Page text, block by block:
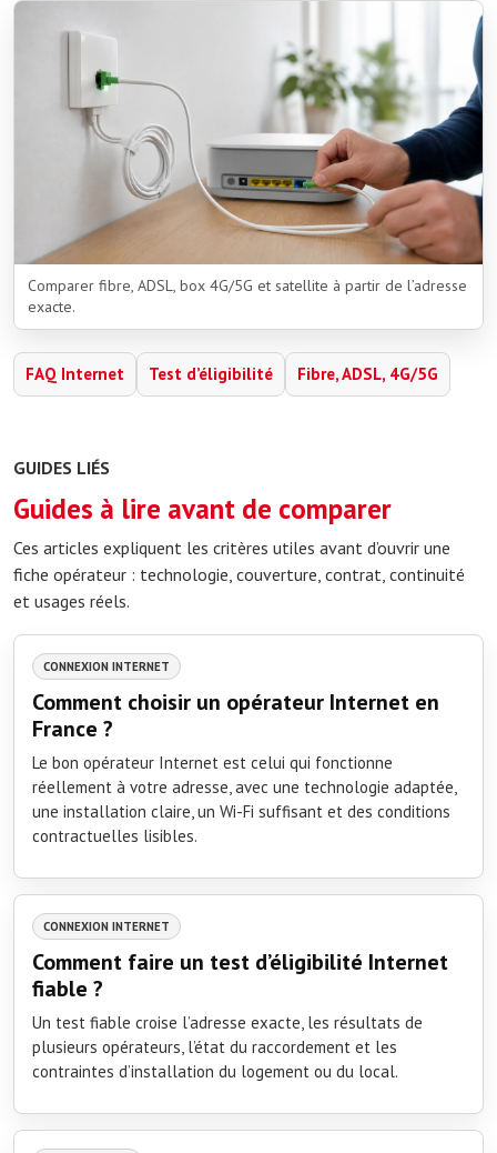
Comparer fibre, ADSL, box 4G/5G et satellite à partir de l’adresse
exacte.
FAQ Internet Test d’éligibilité Fibre, ADSL, 4G/5G
GUIDES LIÉS
Guides à lire avant de comparer
Ces articles expliquent les critères utiles avant d’ouvrir une
fiche opérateur : technologie, couverture, contrat, continuité
et usages réels.
CONNEXION INTERNET
Comment choisir un opérateur Internet en
France ?
Le bon opérateur Internet est celui qui fonctionne
réellement à votre adresse, avec une technologie adaptée,
une installation claire, un Wi-Fi suffisant et des conditions
contractuelles lisibles.
CONNEXION INTERNET
Comment faire un test d’éligibilité Internet
fiable ?
Un test fiable croise l’adresse exacte, les résultats de
plusieurs opérateurs, l’état du raccordement et les
contraintes d’installation du logement ou du local.